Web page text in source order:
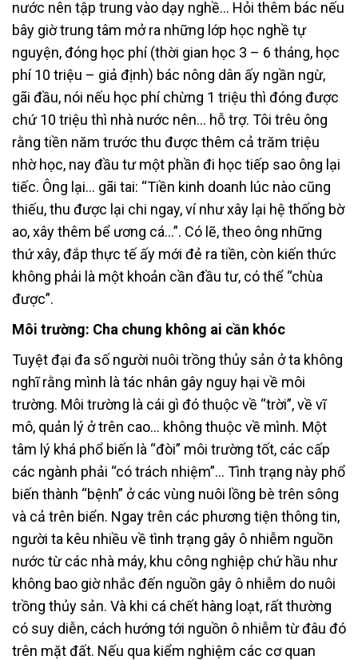
nước nên tập trung vào dạy nghề… Hỏi thêm bác nếu
bây giờ trung tâm mở ra những lớp học nghề tự
nguyện, đóng học phí (thời gian học 3 – 6 tháng, học
phí 10 triệu – giả định) bác nông dân ấy ngần ngừ,
gãi đầu, nói nếu học phí chừng 1 triệu thì đóng được
chứ 10 triệu thì nhà nước nên… hỗ trợ. Tôi trêu ông
rằng tiền năm trước thu được thêm cả trăm triệu
nhờ học, nay đầu tư một phần đi học tiếp sao ông lại
tiếc. Ông lại… gãi tai: “Tiền kinh doanh lúc nào cũng
thiếu, thu được lại chi ngay, ví như xây lại hệ thống bờ
ao, xây thêm bể ương cá…”. Có lẽ, theo ông những
thứ xây, đắp thực tế ấy mới đẻ ra tiền, còn kiến thức
không phải là một khoản cần đầu tư, có thể “chùa
được”.
Môi trường: Cha chung không ai cần khóc
Tuyệt đại đa số người nuôi trồng thủy sản ở ta không
nghĩ rằng mình là tác nhân gây nguy hại về môi
trường. Môi trường là cái gì đó thuộc về “trời”, về vĩ
mô, quản lý ở trên cao… không thuộc về mình. Một
tâm lý khá phổ biến là “đòi” môi trường tốt, các cấp
các ngành phải “có trách nhiệm”… Tình trạng này phổ
biến thành “bệnh” ở các vùng nuôi lồng bè trên sông
và cả trên biển. Ngay trên các phương tiện thông tin,
người ta kêu nhiều về tình trạng gây ô nhiễm nguồn
nước từ các nhà máy, khu công nghiệp chứ hầu như
không bao giờ nhắc đến nguồn gây ô nhiễm do nuôi
trồng thủy sản. Và khi cá chết hàng loạt, rất thường
có suy diễn, cách hướng tới nguồn ô nhiễm từ đâu đó
trên mặt đất. Nếu qua kiểm nghiệm các cơ quan